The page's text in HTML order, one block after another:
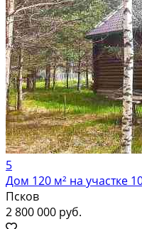
5
Дом 120 м² на участке
Псков
2 800 000 руб.